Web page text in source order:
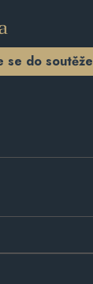
se do soutěže